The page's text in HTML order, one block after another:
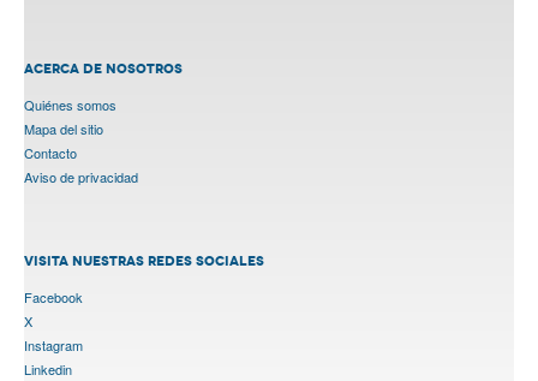
ACERCA DE NOSOTROS
Quiénes somos
Mapa del sitio
Contacto
Aviso de privacidad
VISITA NUESTRAS REDES SOCIALES
Facebook
X
Instagram
Linkedin